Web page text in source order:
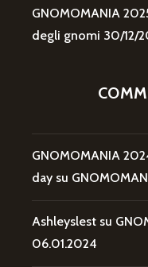
GNOMOMANIA
degli gnomi 30/12/
GNOMOMANIA
day su
Ashleyslest su
06.01.2024